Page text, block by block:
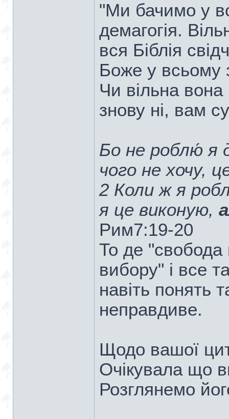
"Ми бачимо у
демагогія.
вся Біблія
Боже у всьому
Чи вільна вона
знову ні, вам
Бо не роблю́ я
чого не хочу,
2 Коли ж я
я це виконую,
Рим7:19-20
То де "свобода
вибору" і все
навіть понять
неправдиве.
Щодо вашої
Очікувала що
Розглянемо